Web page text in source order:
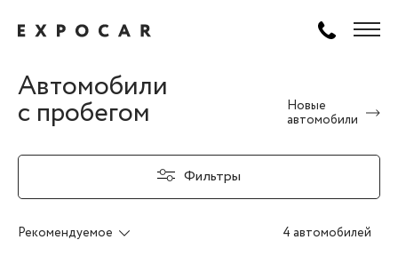
Автомобили
с пробегом
Новые
автомобили
Фильтры
Рекомендуемое 4 автомобилей